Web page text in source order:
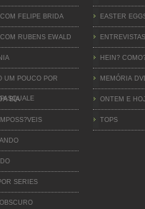
FELIPE BRIDA
RUBENS EWALD
UM POUCO POR
BIA
SERIES
EASTER
ENTREVISTAS
HEIN?
MEMÓRIA
ONTEM E
TOPS